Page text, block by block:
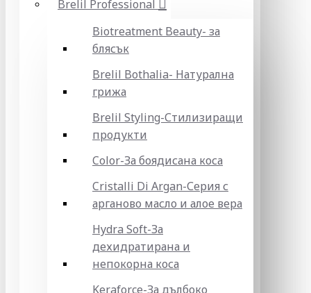
Brelil Professional
Biotreatment Beauty- за
блясък
Brelil Bothalia- Натурална
грижа
Brelil Styling-Стилизиращи
продукти
Color-За боядисана коса
Cristalli Di Argan-Серия с
арганово масло и алое вера
Hydra Soft-За
дехидратирана и
непокорна коса
Keraforce-За дълбоко